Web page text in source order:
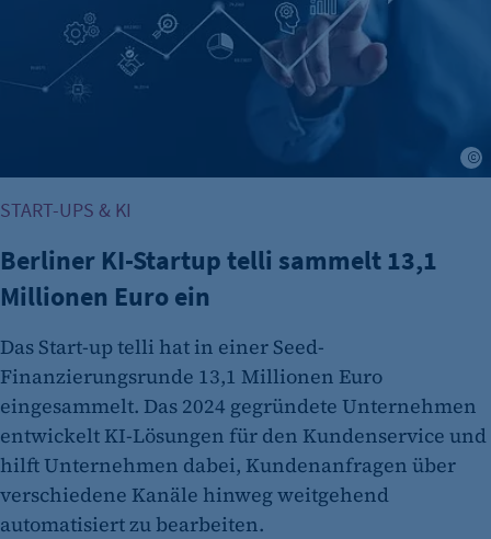
START-UPS & KI
Berliner KI-Startup telli sammelt 13,1
Millionen Euro ein
Das Start-up telli hat in einer Seed-
Finanzierungsrunde 13,1 Millionen Euro
eingesammelt. Das 2024 gegründete Unternehmen
entwickelt KI-Lösungen für den Kundenservice und
hilft Unternehmen dabei, Kundenanfragen über
verschiedene Kanäle hinweg weitgehend
automatisiert zu bearbeiten.